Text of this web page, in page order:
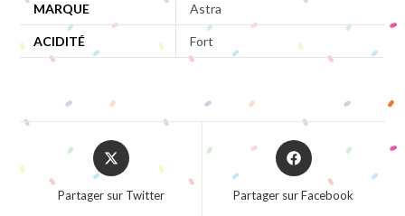
MARQUE Astra
ACIDITÉ Fort
Opens
in
new
Partager sur Twitter
Opens
in
Partager sur Facebook